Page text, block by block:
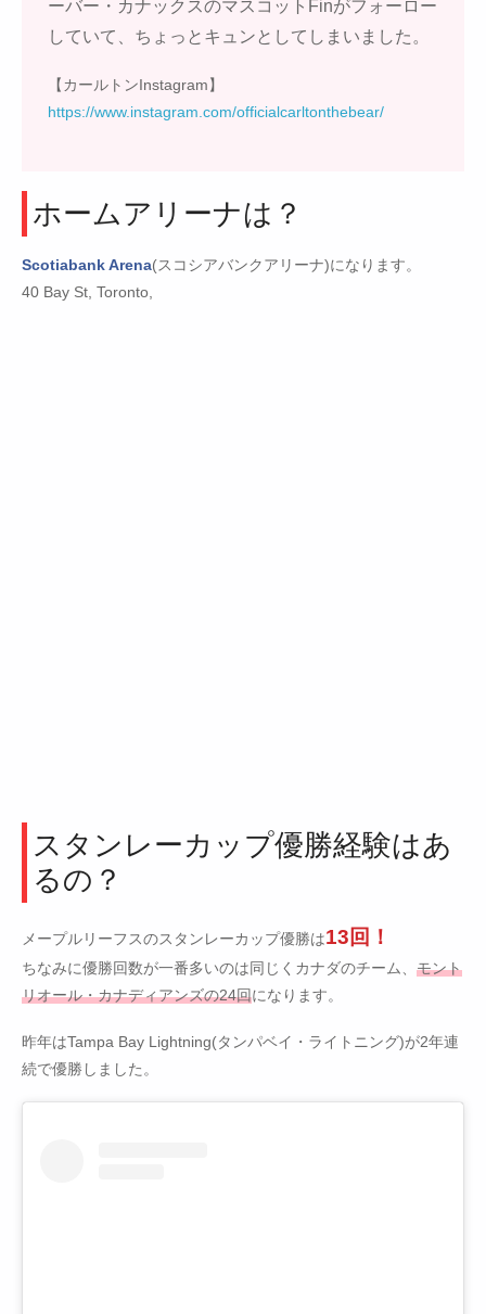
ーバー・カナックスのマスコットFinがフォーロー
していて、ちょっとキュンとしてしまいました。
【カールトンInstagram】
https://www.instagram.com/officialcarltonthebear/
ホームアリーナは？
Scotiabank Arena(スコシアバンクアリーナ)になります。
40 Bay St, Toronto,
スタンレーカップ優勝経験はあ
るの？
メープルリーフスのスタンレーカップ優勝は13回！
ちなみに優勝回数が一番多いのは同じくカナダのチーム、 モント
リオール・カナディアンズの24回になります。
昨年はTampa Bay Lightning(タンパベイ・ライトニング)が2年連
続で優勝しました。